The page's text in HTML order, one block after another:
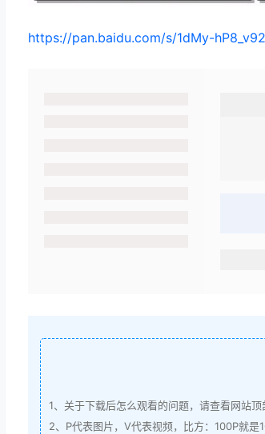
https://pan.baidu.com/s/1dMy-
1、关于下载后怎么观看的问题，请查看网站顶
2、P代表图片，V代表视频，比方：100P就是